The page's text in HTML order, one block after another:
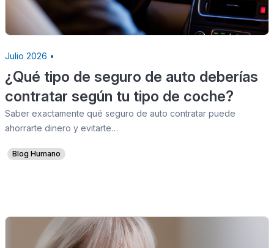
Julio 2026 •
¿Qué tipo de seguro de auto deberías
contratar según tu tipo de coche?
Saber exactamente qué seguro de auto contratar puede
ahorrarte dinero y evitarte…
Blog Humano